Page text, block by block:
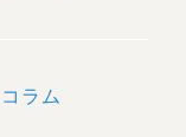
コラム